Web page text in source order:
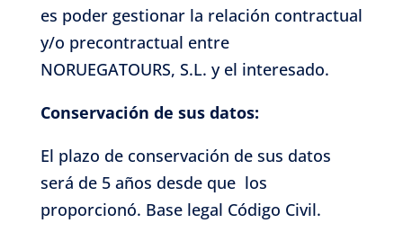
es poder gestionar la relación contractual
y/o precontractual entre
NORUEGATOURS, S.L. y el interesado.
Conservación de sus datos:
El plazo de conservación de sus datos
será de 5 años desde que los
proporcionó. Base legal Código Civil.